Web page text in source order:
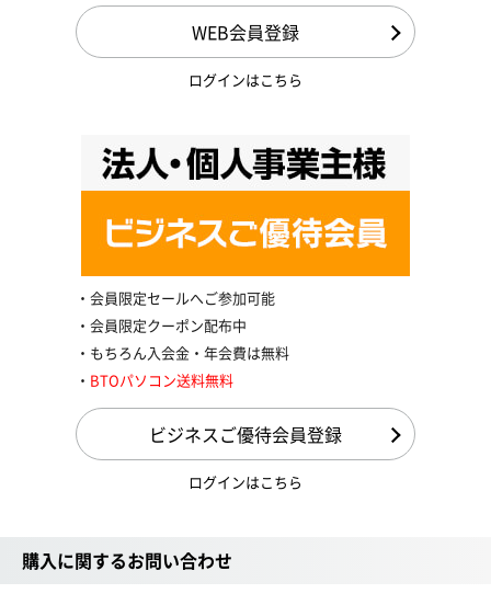
WEB会員登録
ログインはこちら
会員限定セールへご参加可能
会員限定クーポン配布中
もちろん入会金・年会費は無料
BTOパソコン送料無料
ビジネスご優待会員登録
ログインはこちら
購入に関するお問い合わせ